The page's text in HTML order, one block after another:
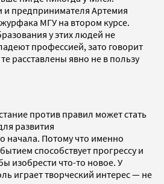
и предпринимателя Артемия
МГУ на втором курсе.
у этих людей не
профессией, зато говорит
расставлены явно не в пользу
против правил может стать
развития
начала. Потому что именно
способствует прогрессу и
изобрести что-то новое. У
играет творческий интерес — не